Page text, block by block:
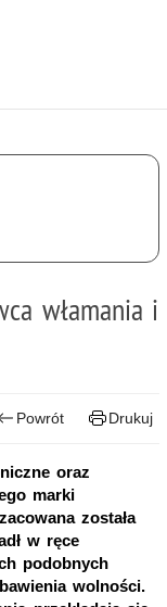
włamania i
Powrót Drukuj
oraz
marki
została
w ręce
podobnych
wolności.